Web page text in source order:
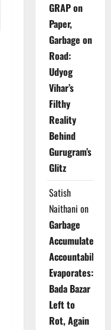
GRAP on
Paper,
Garbage on
Road:
Udyog
Vihar’s
Filthy
Reality
Behind
Gurugram’s
Glitz
Satish
Naithani on
Garbage
Accumulates,
Accountability
Evaporates:
Bada Bazar
Left to
Rot, Again